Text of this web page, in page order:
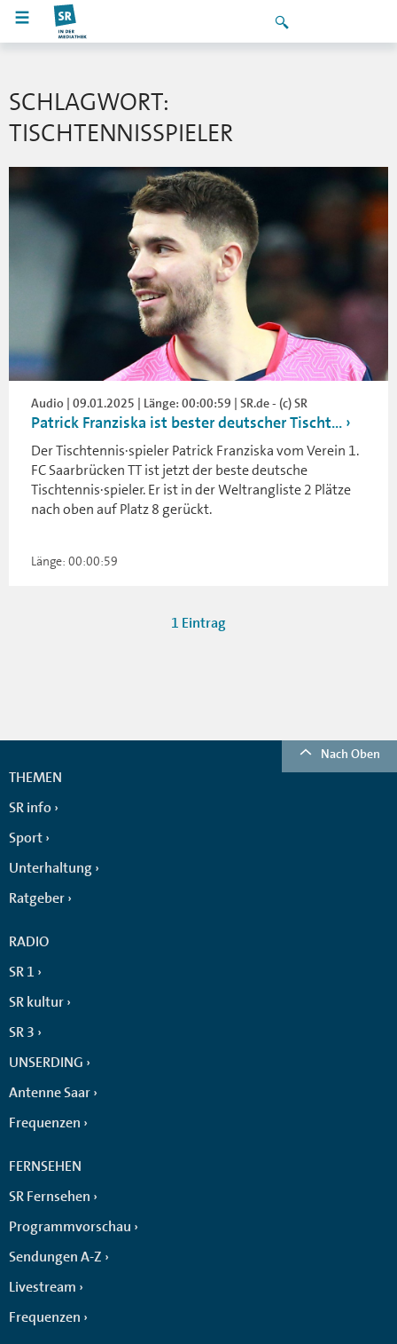
SCHLAGWORT:
TISCHTENNISSPIELER
Audio | 09.01.2025 | Länge: 00:00:59 | SR.de - (c) SR
Patrick Franziska ist bester deutscher Tischt...
Der Tischtennis·spieler Patrick Franziska vom Verein 1.
FC Saarbrücken TT ist jetzt der beste deutsche
Tischtennis·spieler. Er ist in der Weltrangliste 2 Plätze
nach oben auf Platz 8 gerückt.
Länge: 00:00:59
1 Eintrag
Nach Oben
THEMEN
SR info
Sport
Unterhaltung
Ratgeber
RADIO
SR 1
SR kultur
SR 3
UNSERDING
Antenne Saar
Frequenzen
FERNSEHEN
SR Fernsehen
Programmvorschau
Sendungen A-Z
Livestream
Frequenzen